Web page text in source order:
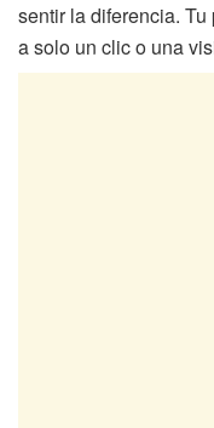
sentir la diferencia.
a solo un clic o una